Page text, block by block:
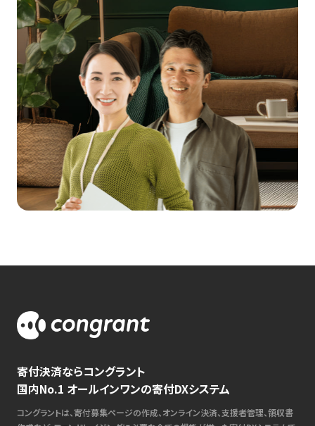
寄付決済ならコングラント
国内No.1 オールインワンの寄付DXシステム
コングラントは、寄付募集ページの作成、オンライン決済、支援者管理、領収書